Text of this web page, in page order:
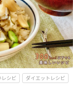
シピ ダイエットレシピ